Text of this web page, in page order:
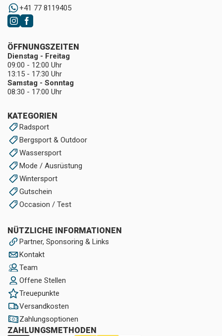
+41 77 8119405
KATEGORIEN
Radsport
Bergsport & Outdoor
Wassersport
Mode / Ausrüstung
Wintersport
Gutschein
Occasion / Test
NÜTZLICHE INFORMATIONEN
Partner, Sponsoring & Links
Kontakt
Team
Offene Stellen
Treuepunkte
Versandkosten
Zahlungsoptionen
ZAHLUNGSMETHODEN
ÖFFNUNGSZEITEN
Dienstag - Freitag
09:00 - 12:00 Uhr
13:15 - 17:30 Uhr
Samstag - Sonntag
08:30 - 17:00 Uhr